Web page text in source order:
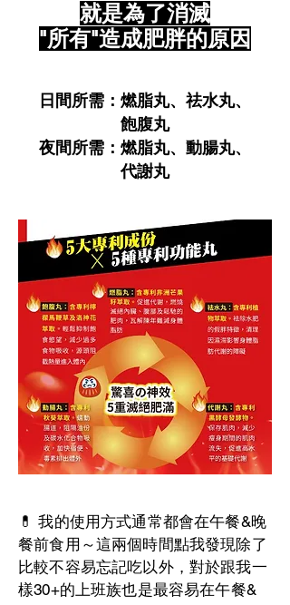
就是為了消滅
"所有"​造成肥胖的原因
日間所需：燃脂丸、祛水丸、
飽腹丸
夜間所需：燃脂丸、動腸丸、
代謝丸
💊 我的使用方式通常都會在午餐&晚
餐前食用～這兩個時間點我發現除了
比較不容易忘記吃以外， 對於跟我一
樣30+的上班族也是最容易在午餐&